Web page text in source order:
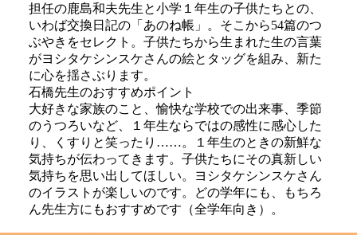
担任の鹿島和夫先生と小学１年生の子供たちとの、
いわば交換日記の「あのね帳」。そこから54篇のつ
ぶやきをセレクト。子供たちから生まれた生の言葉
がヨシタケシンスケさんの絵とタッグを組み、新た
に心を揺さぶります。
石橋先生のおすすめポイント
大好きな家族のこと、愉快な学校での出来事、季節
のうつろいなど、１年生ならではの感性に感心した
り、くすりと笑ったり……。１年生のときの新鮮な
気持ちが伝わってきます。子供たちにその真新しい
気持ちを思い出してほしい。ヨシタケシンスケさん
のイラストが楽しいのです。どの学年にも、もちろ
ん先生方にもおすすめです（全学年向き）。